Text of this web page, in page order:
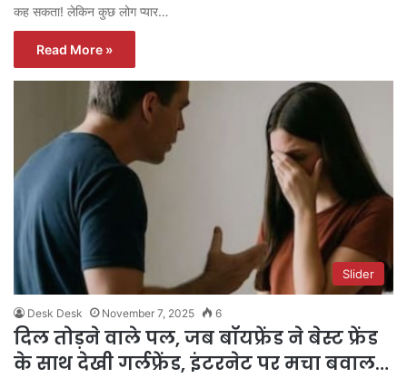
कह सकता! लेकिन कुछ लोग प्यार…
Read More »
Slider
Desk Desk November 7, 2025 6
दिल तोड़ने वाले पल, जब बॉयफ्रेंड ने बेस्ट फ्रेंड
के साथ देखी गर्लफ्रेंड, इंटरनेट पर मचा बवाल…